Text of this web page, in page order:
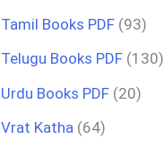
Tamil Books PDF (93)
Telugu Books PDF (130)
Urdu Books PDF (20)
Vrat Katha (64)